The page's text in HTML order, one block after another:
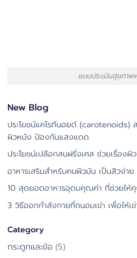
แบบประเมินสุขภาพ
New Blog
ประโยชน์แคโรทีนอยด์ (carotenoids)
ผิวหนัง ป้องกันแสงแดด
ประโยชน์เปลือกสนฝรั่งเศส ช่วยเรื่อง
อาหารเสริมสำหรับคนผิวมัน เป็นสิวง่าย
10 สุดยอดอาหารอุดมคุณค่า ที่ช่วยให้
3 วิธีออกกำลังกายที่ถนอมเข่า เพื่อให้เข่
Category
กระดูกและข้อ (5)